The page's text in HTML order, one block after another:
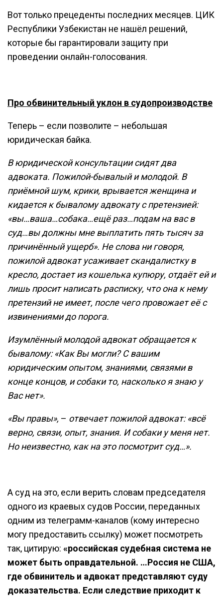
Вот только прецеденты последних месяцев. ЦИК
Республики Узбекистан не нашёл решений,
которые бы гарантировали защиту при
проведении онлайн-голосования.
Про обвинительный уклон в судопроизводстве
Теперь – если позволите – небольшая
юридическая байка.
В юридической консультации сидят два
адвоката. Пожилой-бывалый и молодой. В
приёмной шум, крики, врывается женщина и
кидается к бывалому адвокату с претензией:
«вы…ваша…собака…ещё раз…подам на вас в
суд…вы должны мне выплатить пять тысяч за
причинённый ущерб». Не слова ни говоря,
пожилой адвокат усаживает скандалистку в
кресло, достает из кошелька купюру, отдаёт ей и
лишь просит написать расписку, что она к нему
претензий не имеет, после чего провожает её с
извинениями до порога.
Изумлённый молодой адвокат обращается к
бывалому: «Как Вы могли? С вашим
юридическим опытом, знаниями, связями в
конце концов, и собаки то, насколько я знаю у
Вас нет».
«Вы правы», – отвечает пожилой адвокат: «всё
верно, связи, опыт, знания. И собаки у меня нет.
Но неизвестно, как на это посмотрит суд…».
А суд на это, если верить словам председателя
одного из краевых судов России, переданных
одним из телеграмм-каналов (кому интересно
могу предоставить ссылку) может посмотреть
так, цитирую: «российская судебная система не
может быть оправдательной. …Россия не США,
где обвинитель и адвокат представляют суду
доказательства. Если следствие приходит к